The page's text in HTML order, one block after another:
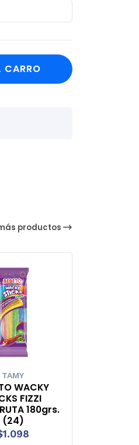
CARRO
productos
CHOCOLATE FRU x